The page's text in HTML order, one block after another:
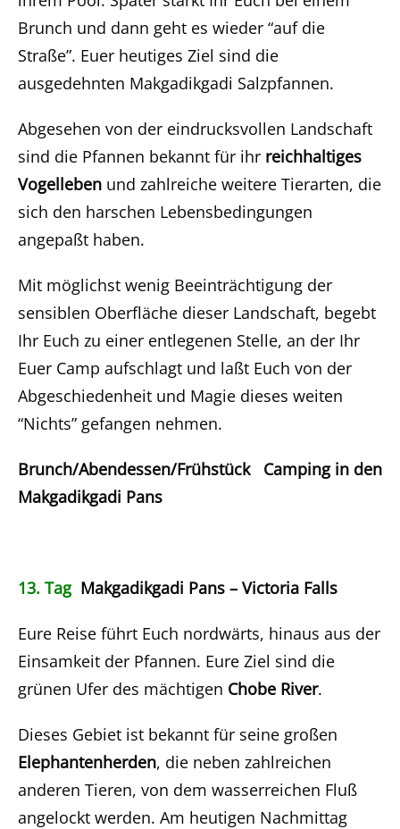
Brunch und dann geht es wieder “auf die
Straße”. Euer heutiges Ziel sind die
ausgedehnten Makgadikgadi Salzpfannen.
Abgesehen von der eindrucksvollen Landschaft
sind die Pfannen bekannt für ihr reichhaltiges
Vogelleben und zahlreiche weitere Tierarten, die
sich den harschen Lebensbedingungen
angepaßt haben.
Mit möglichst wenig Beeinträchtigung der
sensiblen Oberfläche dieser Landschaft, begebt
Ihr Euch zu einer entlegenen Stelle, an der Ihr
Euer Camp aufschlagt und laßt Euch von der
Abgeschiedenheit und Magie dieses weiten
“Nichts” gefangen nehmen.
Brunch/Abendessen/Frühstück Camping in den
Makgadikgadi Pans
13. TagMakgadikgadi Pans – Victoria Falls
Eure Reise führt Euch nordwärts, hinaus aus der
Einsamkeit der Pfannen. Eure Ziel sind die
grünen Ufer des mächtigen Chobe River.
Dieses Gebiet ist bekannt für seine großen
Elephantenherden, die neben zahlreichen
anderen Tieren, von dem wasserreichen Fluß
angelockt werden. Am heutigen Nachmittag